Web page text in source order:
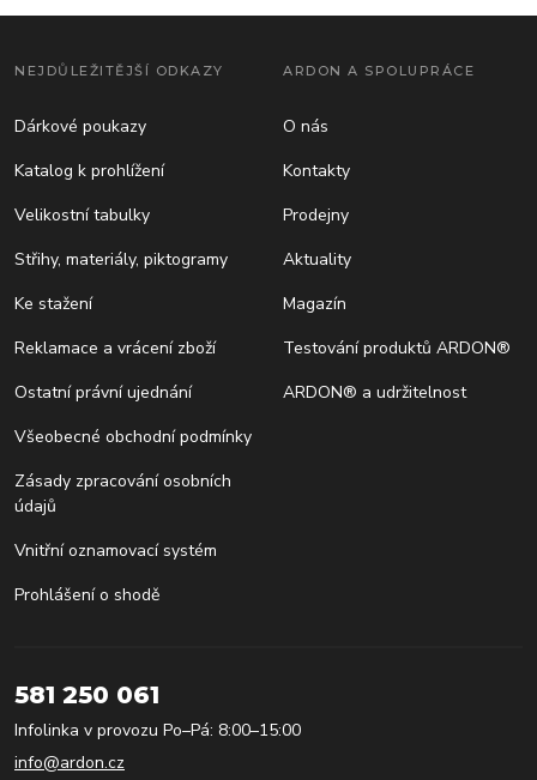
NEJDŮLEŽITĚJŠÍ ODKAZY
Dárkové poukazy
Katalog k prohlížení
Velikostní tabulky
Střihy, materiály, piktogramy
Ke stažení
Reklamace a vrácení zboží
Ostatní právní ujednání
Všeobecné obchodní podmínky
Zásady zpracování osobních
údajů
Vnitřní oznamovací systém
Prohlášení o shodě
ARDON A SPOLUPRÁCE
O nás
Kontakty
Prodejny
Aktuality
Magazín
Testování produktů ARDON®
ARDON® a udržitelnost
581 250 061
Infolinka v provozu Po–Pá: 8:00–15:00
info@ardon.cz